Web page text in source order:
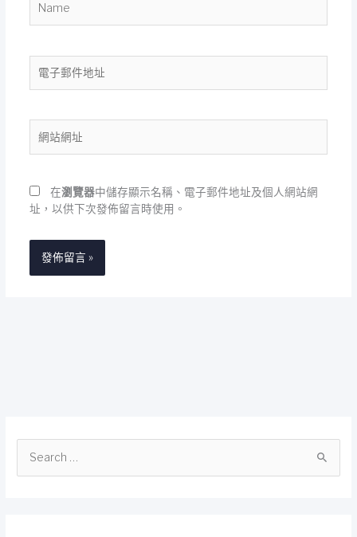
址
站
在瀏覽器中儲存顯示名稱、電子郵件地址及個人網站網
址，以供下次發佈留言時使用。